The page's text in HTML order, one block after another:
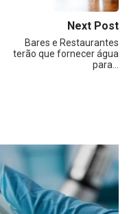
Next Post
Bares e Restaurantes
terão que fornecer água
para…